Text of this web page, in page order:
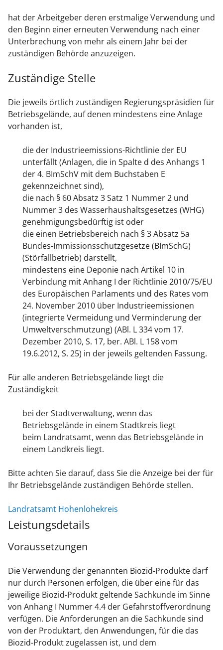
hat der Arbeitgeber deren erstmalige Verwendung und
den Beginn einer erneuten Verwendung nach einer
Unterbrechung von mehr als einem Jahr bei der
zuständigen Behörde anzuzeigen.
Zuständige Stelle
Die jeweils örtlich zuständigen Regierungspräsidien für
Betriebsgelände, auf denen mindestens eine Anlage
vorhanden ist,
die der Industrieemissions-Richtlinie der EU
unterfällt (Anlagen, die in Spalte d des Anhangs 1
der 4. BImSchV mit dem Buchstaben E
gekennzeichnet sind),
die nach § 60 Absatz 3 Satz 1 Nummer 2 und
Nummer 3 des Wasserhaushaltsgesetzes (WHG)
genehmigungsbedürftig ist oder
die einen Betriebsbereich nach § 3 Absatz 5a
Bundes-Immissionsschutzgesetze (BImSchG)
(Störfallbetrieb) darstellt,
mindestens eine Deponie nach Artikel 10 in
Verbindung mit Anhang I der Richtlinie 2010/75/EU
des Europäischen Parlaments und des Rates vom
24. November 2010 über Industrieemissionen
(integrierte Vermeidung und Verminderung der
Umweltverschmutzung) (ABl. L 334 vom 17.
Dezember 2010, S. 17, ber. ABl. L 158 vom
19.6.2012, S. 25) in der jeweils geltenden Fassung.
Für alle anderen Betriebsgelände liegt die
Zuständigkeit
bei der Stadtverwaltung, wenn das
Betriebsgelände in einem Stadtkreis liegt
beim Landratsamt, wenn das Betriebsgelände in
einem Landkreis liegt.
Bitte achten Sie darauf, dass Sie die Anzeige bei der für
Ihr Betriebsgelände zuständigen Behörde stellen.
Landratsamt Hohenlohekreis
Leistungsdetails
Voraussetzungen
Die Verwendung der genannten Biozid-Produkte darf
nur durch Personen erfolgen, die über eine für das
jeweilige Biozid-Produkt geltende Sachkunde im Sinne
von Anhang I Nummer 4.4 der Gefahrstoffverordnung
verfügen. Die Anforderungen an die Sachkunde sind
von der Produktart, den Anwendungen, für die das
Biozid-Produkt zugelassen ist, und dem